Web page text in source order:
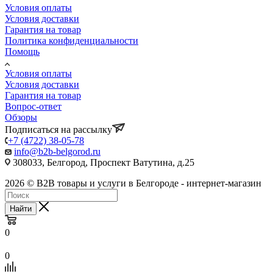
Условия оплаты
Условия доставки
Гарантия на товар
Политика конфиденциальности
Помощь
Условия оплаты
Условия доставки
Гарантия на товар
Вопрос-ответ
Обзоры
Подписаться на рассылку
+7 (4722) 38-05-78
info@b2b-belgorod.ru
308033, Белгород, Проспект Ватутина, д.25
2026 © B2B товары и услуги в Белгороде - интернет-магазин
Найти
0
0